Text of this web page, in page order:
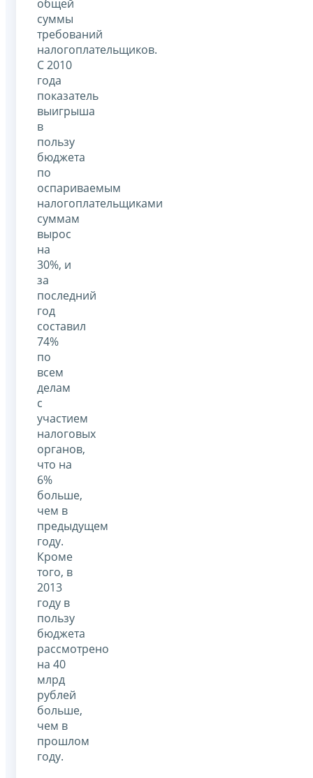
общей
суммы
требований
налогоплательщиков.
С 2010
года
показатель
выигрыша
в
пользу
бюджета
по
оспариваемым
налогоплательщиками
суммам
вырос
на
30%, и
за
последний
год
составил
74%
по
всем
делам
с
участием
налоговых
органов,
что на
6%
больше,
чем в
предыдущем
году.
Кроме
того, в
2013
году в
пользу
бюджета
рассмотрено
на 40
млрд
рублей
больше,
чем в
прошлом
году.